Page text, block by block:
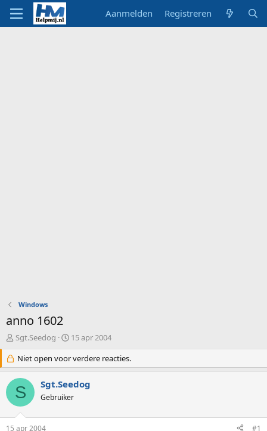
Aanmelden Registreren
Windows
anno 1602
O
d
e
r
w
e
Sgt.Seedog
S
a
r
d
a
15 apr 2004
Niet open voor verdere reacties.
S Sgt.Seedog
Gebruiker
15 apr 2004 #1